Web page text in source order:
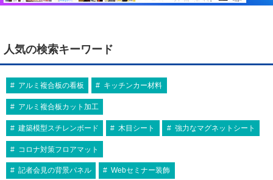
人気の検索キーワード
アルミ複合板の看板 キッチンカー材料
アルミ複合板カット加工
建築模型スチレンボード 木目シート 強力なマグネットシート
コロナ対策フロアマット
記者会見の背景パネル Webセミナー装飾